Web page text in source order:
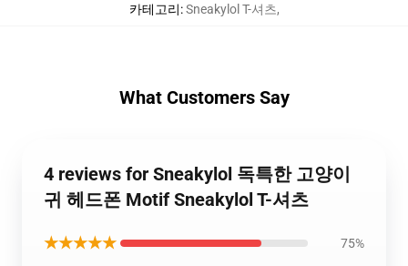
카테고리:Sneakylol T-셔츠,
What Customers Say
4 reviews for Sneakylol 독특한 고양이
귀 헤드폰 Motif Sneakylol T-셔츠
★★★★★ 75%